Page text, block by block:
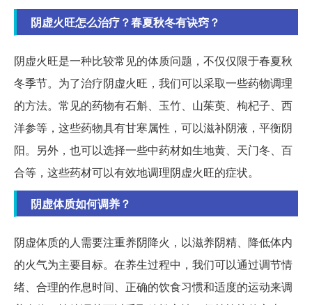
阴虚火旺怎么治疗？春夏秋冬有诀窍？
阴虚火旺是一种比较常见的体质问题，不仅仅限于春夏秋
冬季节。为了治疗阴虚火旺，我们可以采取一些药物调理
的方法。常见的药物有石斛、玉竹、山茱萸、枸杞子、西
洋参等，这些药物具有甘寒属性，可以滋补阴液，平衡阴
阳。另外，也可以选择一些中药材如生地黄、天门冬、百
合等，这些药材可以有效地调理阴虚火旺的症状。
阴虚体质如何调养？
阴虚体质的人需要注重养阴降火，以滋养阴精、降低体内
的火气为主要目标。在养生过程中，我们可以通过调节情
绪、合理的作息时间、正确的饮食习惯和适度的运动来调